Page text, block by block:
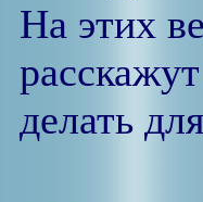
На этих
делать